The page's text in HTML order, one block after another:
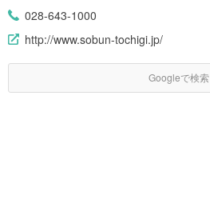
028-643-1000
http://www.sobun-tochigi.jp/
Googleで検索